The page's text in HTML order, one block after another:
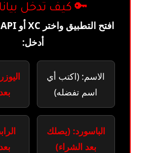
🔑 كيف تدخل
أدخل:
الاسم: (اكتب أي
اسم تفضله)
الباسورد: (يصلك
بعد الشراء)